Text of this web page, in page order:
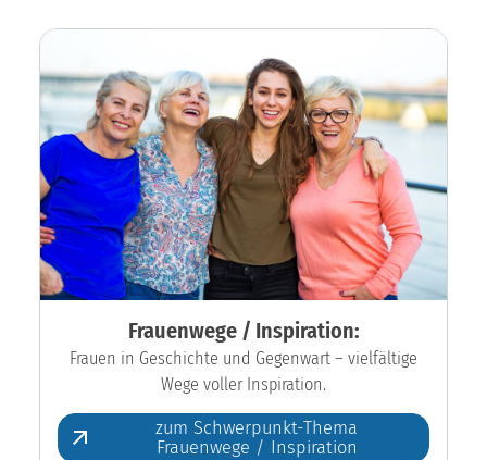
Frauenwege / Inspiration:
Frauen in Geschichte und Gegenwart – vielfältige
Wege voller Inspiration.
zum Schwerpunkt-Thema
Frauenwege / Inspiration